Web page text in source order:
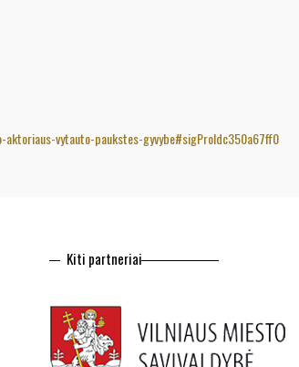
vytauto-paukstes-gyvybe#sigProIdc350a67ff0
Kiti partneriai